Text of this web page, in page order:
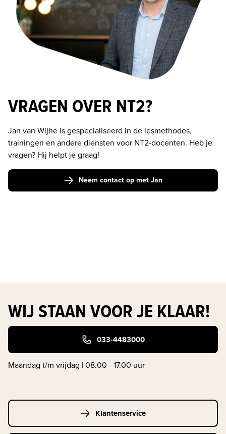
VRAGEN OVER NT2?
Jan van Wijhe is gespecialiseerd in de lesmethodes,
trainingen en andere diensten voor NT2-docenten. Heb je
vragen? Hij helpt je graag!
Neem contact op met Jan
WIJ STAAN VOOR JE KLAAR!
033-4483000
Maandag t/m vrijdag | 08.00 - 17.00 uur
Klantenservice